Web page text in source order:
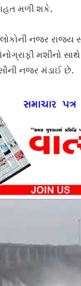
મળી શકે.
નજર રાજ્ય
મશીનો
નજર મંડાઈ છે.